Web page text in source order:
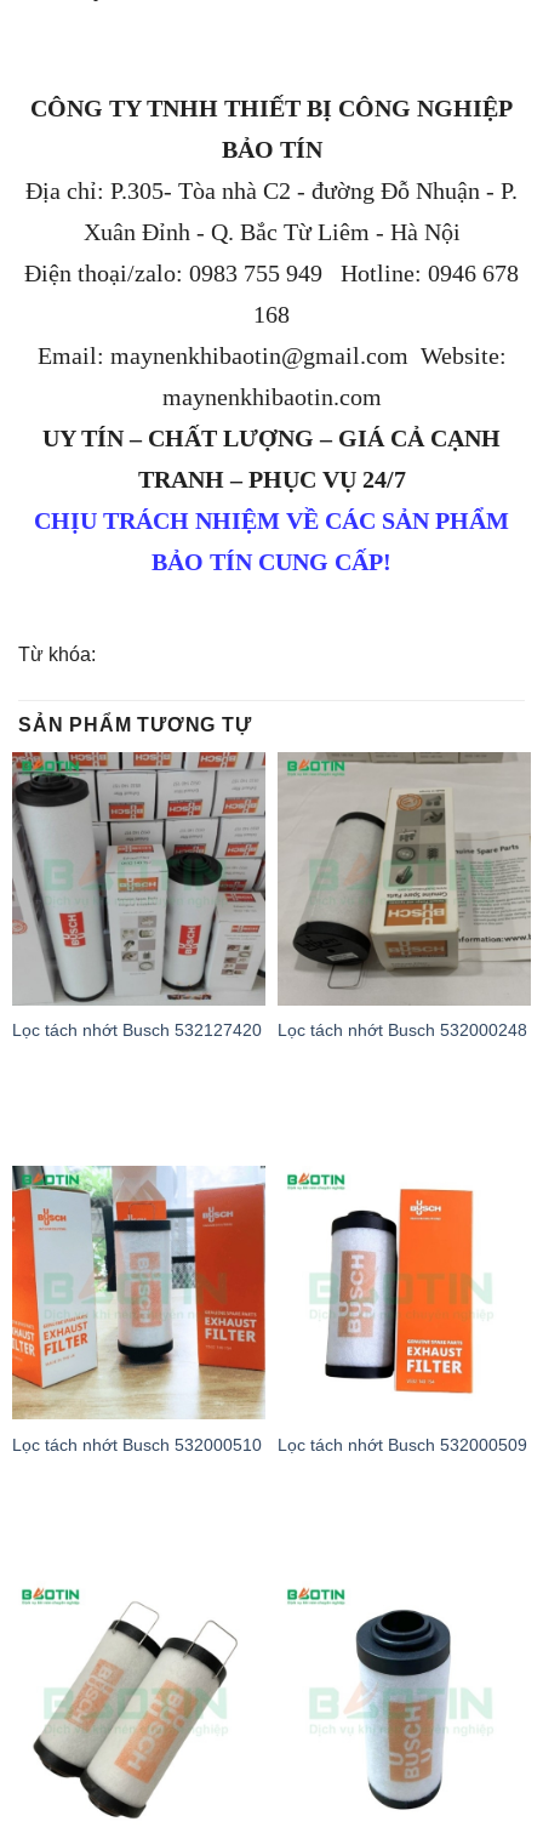
CÔNG TY TNHH THIẾT BỊ CÔNG NGHIỆP
BẢO TÍN
Địa chỉ: P.305- Tòa nhà C2 - đường Đỗ Nhuận - P.
Xuân Đỉnh - Q. Bắc Từ Liêm - Hà Nội
Điện thoại/zalo: 0983 755 949 Hotline: 0946 678
168
Email: maynenkhibaotin@gmail.com Website:
maynenkhibaotin.com
UY TÍN – CHẤT LƯỢNG – GIÁ CẢ CẠNH
TRANH – PHỤC VỤ 24/7
CHỊU TRÁCH NHIỆM VỀ CÁC SẢN PHẨM
BẢO TÍN CUNG CẤP!
Từ khóa:
SẢN PHẨM TƯƠNG TỰ
Lọc tách nhớt Busch 532127420 Lọc tách nhớt Busch 532000248
Lọc tách nhớt Busch 532000510 Lọc tách nhớt Busch 532000509